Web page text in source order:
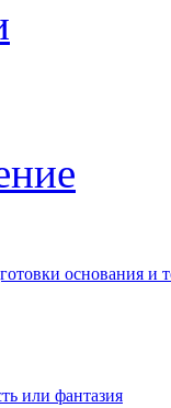
основания и
или фантазия